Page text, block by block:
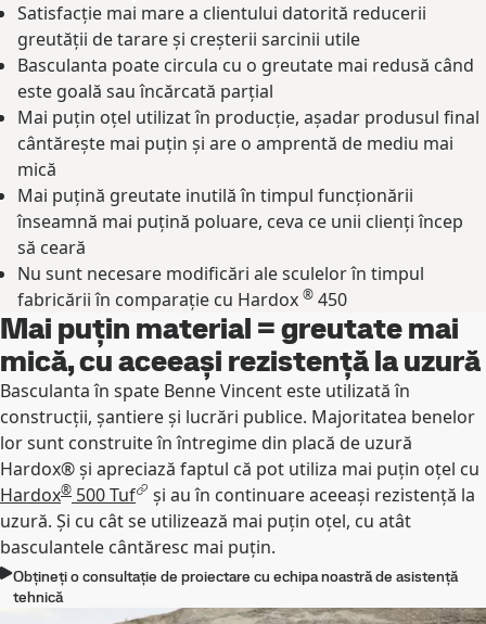
Satisfacție mai mare a clientului datorită reducerii
greutății de tarare și creșterii sarcinii utile
Basculanta poate circula cu o greutate mai redusă când
este goală sau încărcată parțial
Mai puțin oțel utilizat în producție, așadar produsul final
cântărește mai puțin și are o amprentă de mediu mai
mică
Mai puțină greutate inutilă în timpul funcționării
înseamnă mai puțină poluare, ceva ce unii clienți încep
să ceară
Nu sunt necesare modificări ale sculelor în timpul
fabricării în comparație cu Hardox ® 450
Mai puțin material = greutate mai
mică, cu aceeași rezistență la uzură
Basculanta în spate Benne Vincent este utilizată în
construcții, șantiere și lucrări publice. Majoritatea benelor
lor sunt construite în întregime din placă de uzură
Hardox® și apreciază faptul că pot utiliza mai puțin oțel cu
Hardox® 500 Tuf
și au în continuare aceeași rezistență la
uzură. Și cu cât se utilizează mai puțin oțel, cu atât
basculantele cântăresc mai puțin.
Obțineți o consultație de proiectare cu echipa noastră de asistență
tehnică